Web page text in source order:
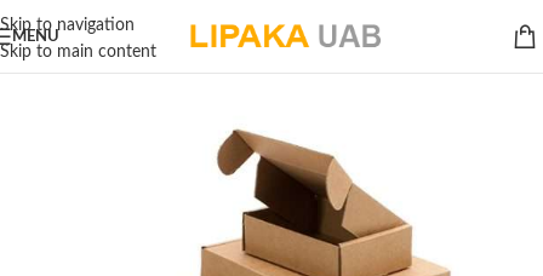
Skip to navigation
Skip to main content
MENU